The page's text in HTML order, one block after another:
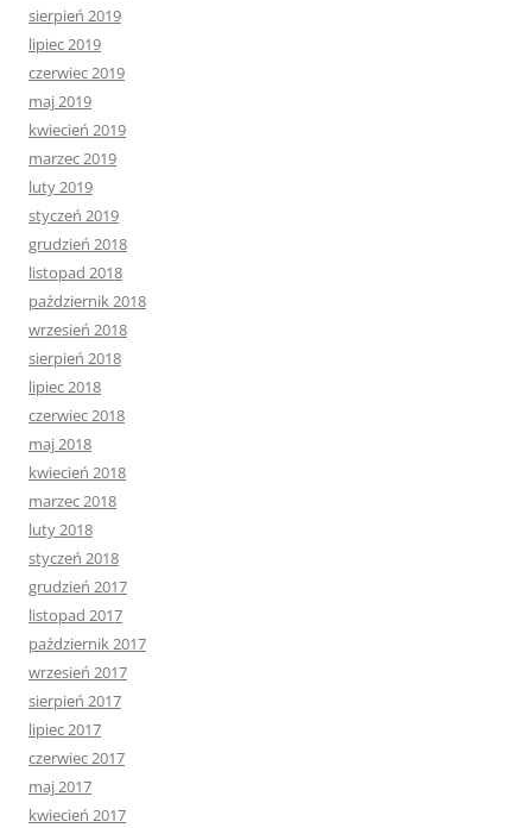
sierpień 2019
lipiec 2019
czerwiec 2019
maj 2019
kwiecień 2019
marzec 2019
luty 2019
styczeń 2019
grudzień 2018
listopad 2018
październik 2018
wrzesień 2018
sierpień 2018
lipiec 2018
czerwiec 2018
maj 2018
kwiecień 2018
marzec 2018
luty 2018
styczeń 2018
grudzień 2017
listopad 2017
październik 2017
wrzesień 2017
sierpień 2017
lipiec 2017
czerwiec 2017
maj 2017
kwiecień 2017